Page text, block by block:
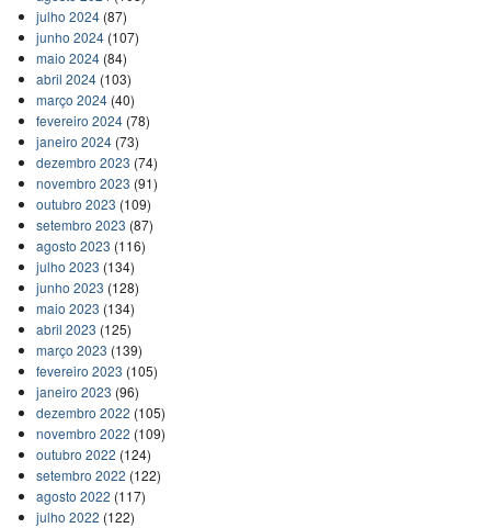
julho 2024(87)
junho 2024(107)
maio 2024(84)
abril 2024(103)
março 2024(40)
fevereiro 2024(78)
janeiro 2024(73)
dezembro 2023 (74)
novembro 2023 (91)
outubro 2023 (109)
setembro 2023 (87)
agosto 2023 (116)
julho 2023 (134)
junho 2023 (128)
maio 2023 (134)
abril 2023 (125)
março 2023 (139)
fevereiro 2023 (105)
janeiro 2023 (96)
dezembro 2022 (105)
novembro 2022 (109)
outubro 2022 (124)
setembro 2022 (122)
agosto 2022 (117)
julho 2022 (122)